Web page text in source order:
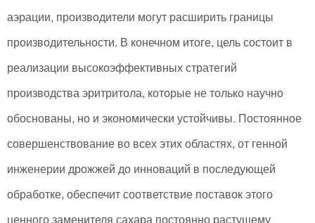
аэрации, производители могут расширить границы
производительности. В конечном итоге, цель состоит в
реализации высокоэффективных стратегий
производства эритритола, которые не только научно
обоснованы, но и экономически устойчивы. Постоянное
совершенствование во всех этих областях, от генной
инженерии дрожжей до инноваций в последующей
обработке, обеспечит соответствие поставок этого
ценного заменителя сахара постоянно растущему